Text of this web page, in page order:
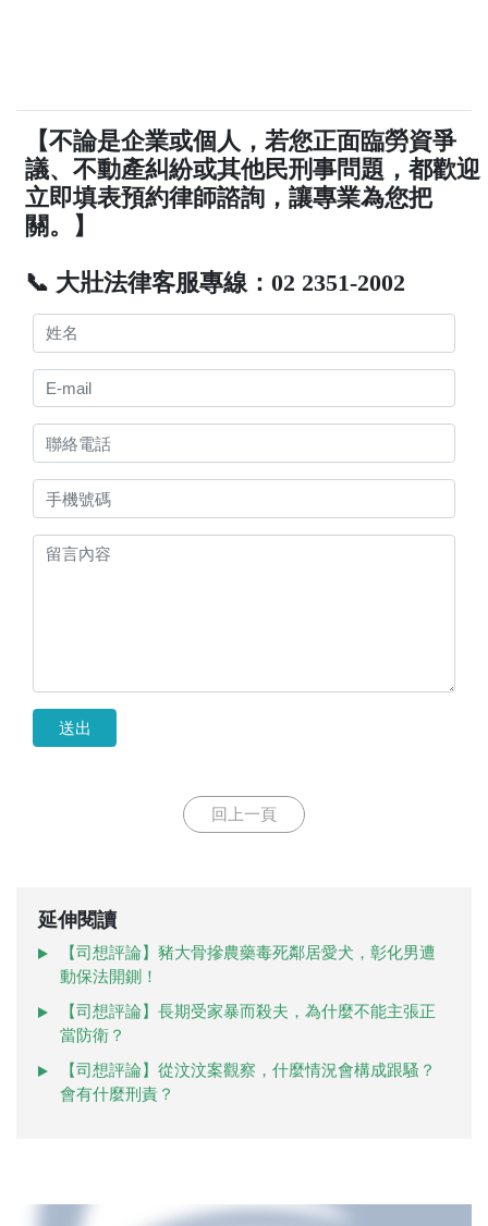
【不論是企業或個人，若您正面臨勞資爭
議、不動產糾紛或其他民刑事問題，都歡迎
立即填表預約律師諮詢，讓專業為您把
關。】
📞 大壯法律客服專線：02 2351-2002
送出
回上一頁
延伸閱讀
【司想評論】豬大骨摻農藥毒死鄰居愛犬，彰化男遭
動保法開鍘！
【司想評論】長期受家暴而殺夫，為什麼不能主張正
當防衛？
【司想評論】從汶汶案觀察，什麼情況會構成跟騷？
會有什麼刑責？